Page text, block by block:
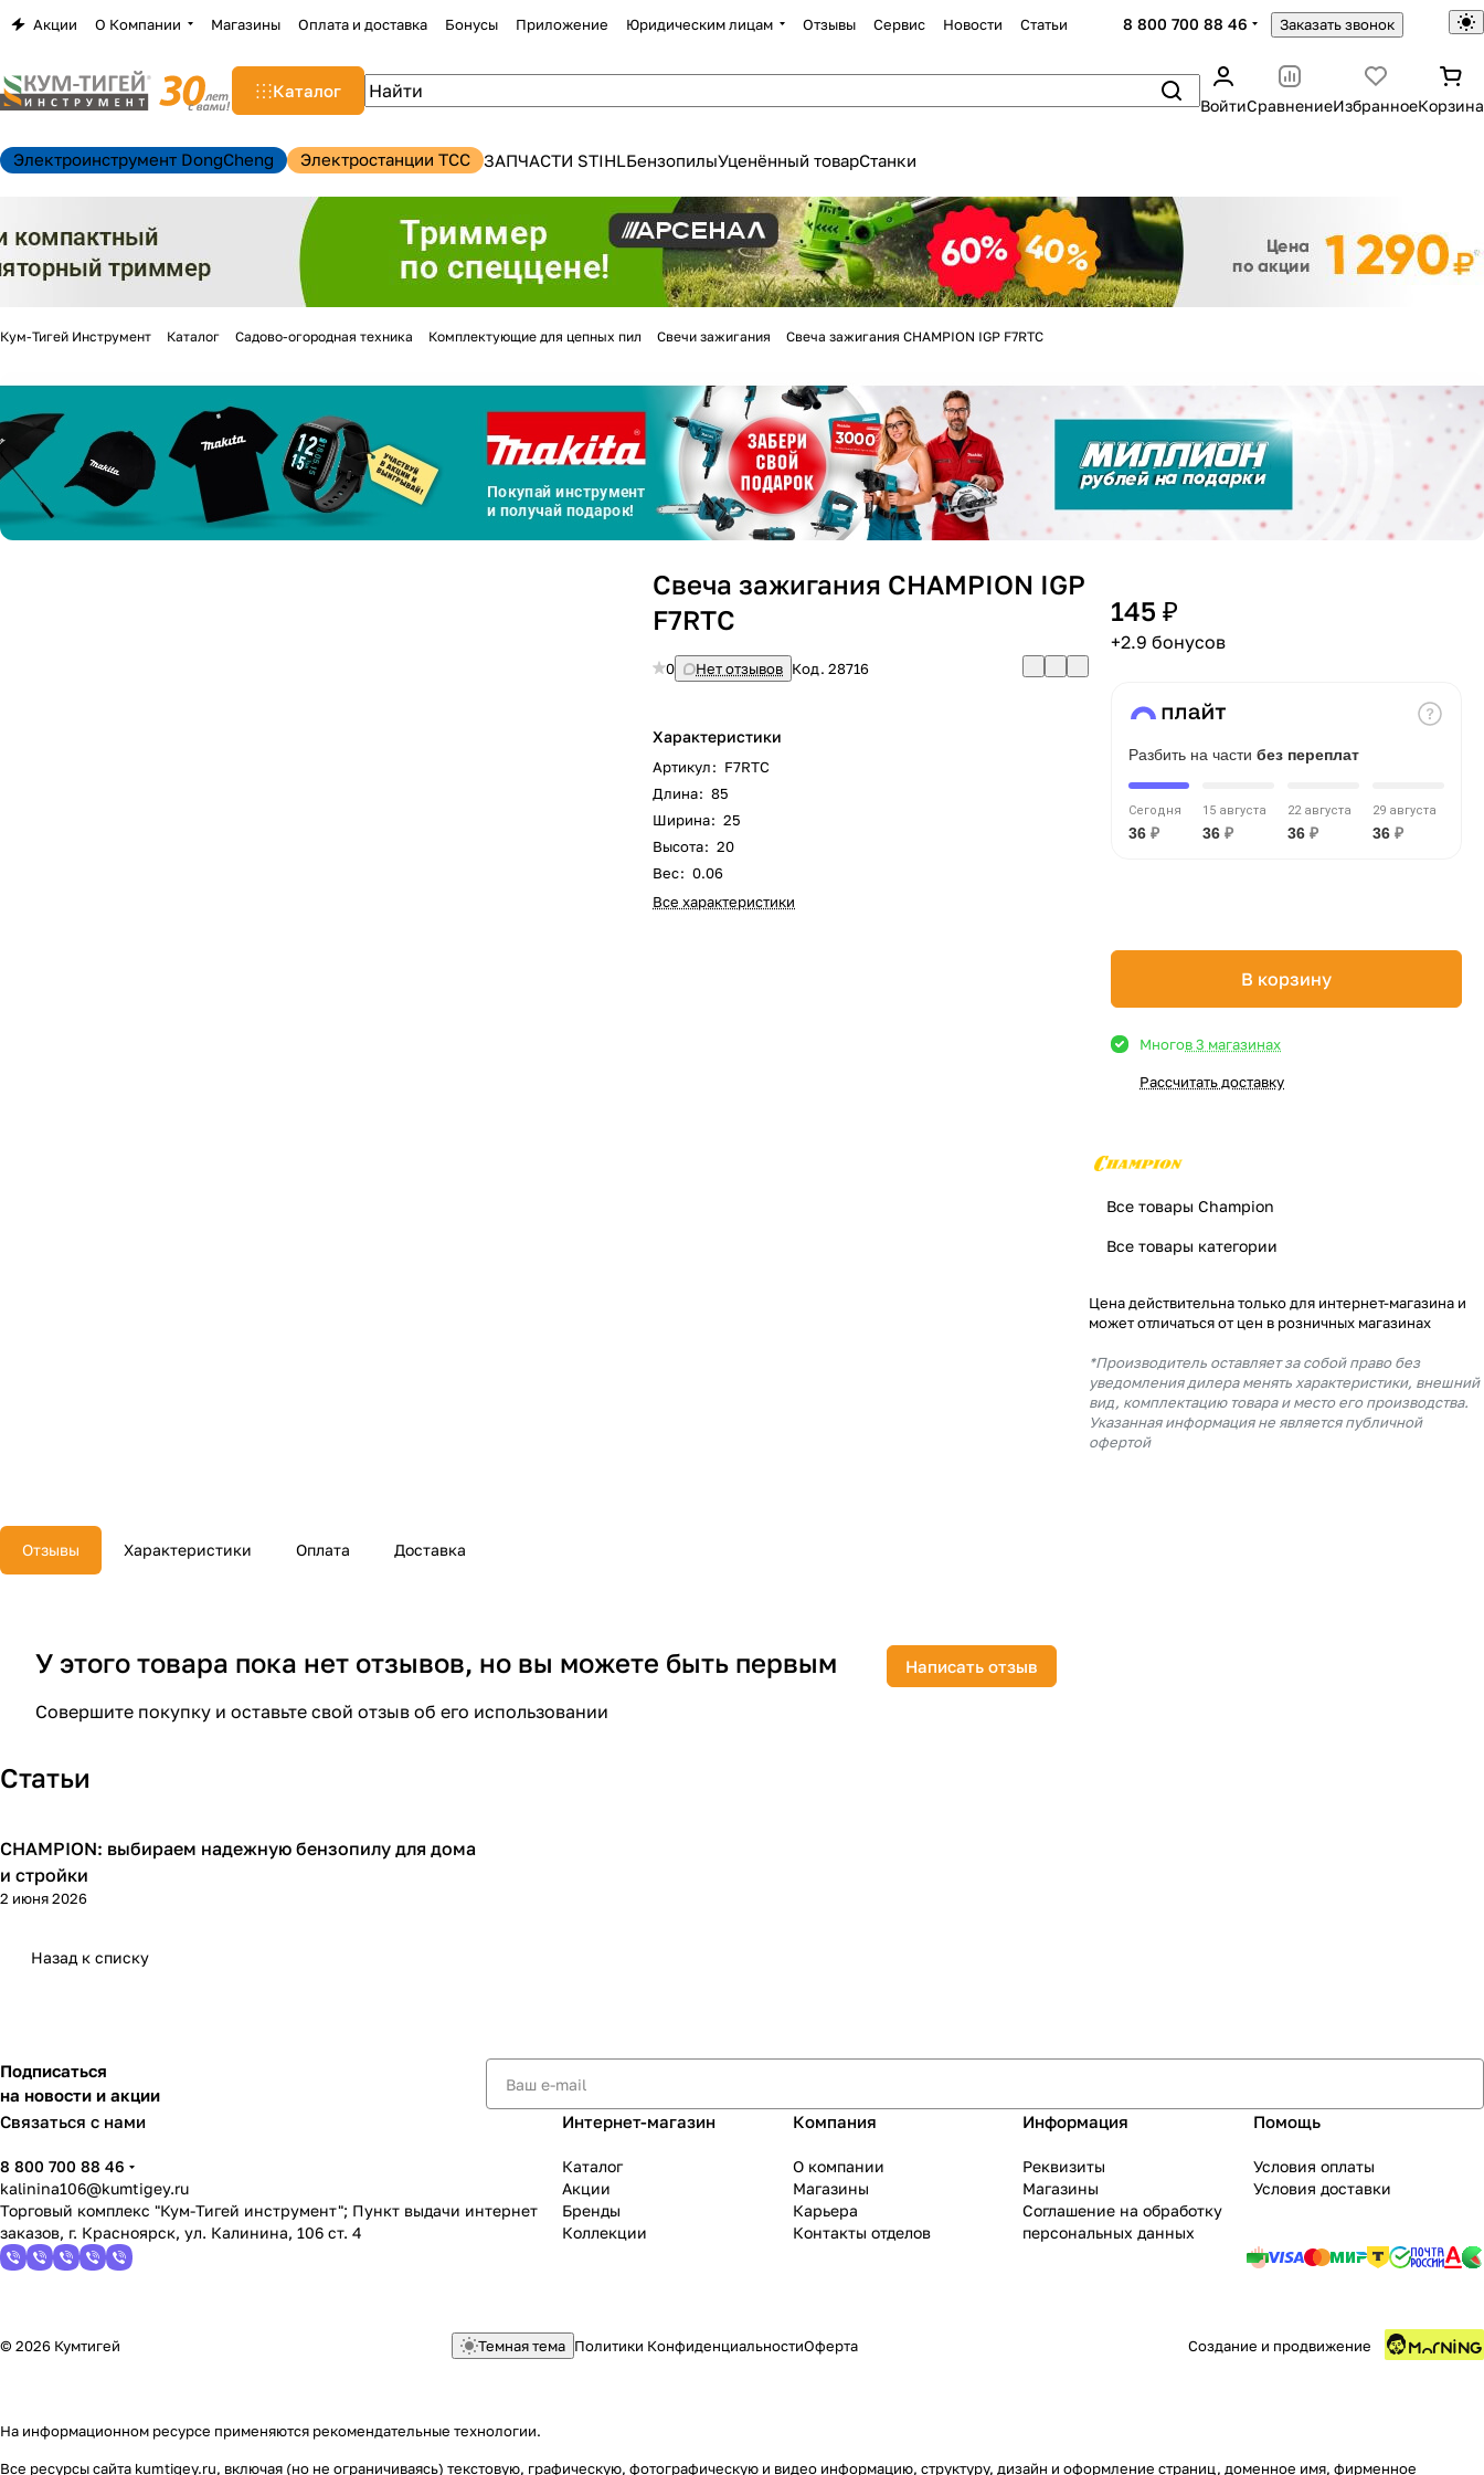
Акции О Компании Магазины Оплата и доставка Бонусы Приложение Юридическим лицам Отзывы Сервис Новости Статьи 8 800 700 88 46 Заказать звонок
Каталог
ВойтиСравнениеИзбранноеКорзина
Электроинструмент DongCheng Электростанции TCC ЗАПЧАСТИ STIHLБензопилыУценённый товарСтанки
Кум-Тигей Инструмент Каталог Садово-огородная техника Комплектующие для цепных пил Свечи зажигания Свеча зажигания CHAMPION IGP F7RTC
Свеча зажигания CHAMPION IGP
F7RTC
0 Нет отзывов Код.28716
Характеристики
Артикул: F7RTC
Длина: 85
Ширина: 25
Высота: 20
Вес: 0.06
Все характеристики
145 ₽
+2.9 бонусов
Разбить на части без переплат
Сегодня
36 ₽
15 августа
36 ₽
22 августа
36 ₽
29 августа
36 ₽
В корзину
Многов 3 магазинах
Рассчитать доставку
Все товары Champion
Все товары категории
Цена действительна только для интернет-магазина и
может отличаться от цен в розничных магазинах
*Производитель оставляет за собой право без
уведомления дилера менять характеристики, внешний
вид, комплектацию товара и место его производства.
Указанная информация не является публичной
офертой
Отзывы Характеристики Оплата Доставка
У этого товара пока нет отзывов, но вы можете быть первым
Совершите покупку и оставьте свой отзыв об его использовании
Написать отзыв
Статьи
Пилы
CHAMPION: выбираем надежную бензопилу для дома
и стройки
2 июня 2026
Назад к списку
Подписаться
на новости и акции
Связаться с нами
8 800 700 88 46
kalinina106@kumtigey.ru
Торговый комплекс "Кум-Тигей инструмент"; Пункт выдачи интернет
заказов, г. Красноярск, ул. Калинина, 106 ст. 4
Интернет-магазин
Каталог
Акции
Бренды
Коллекции
Компания
О компании
Магазины
Карьера
Контакты отделов
Информация
Реквизиты
Магазины
Соглашение на обработку
персональных данных
Помощь
Условия оплаты
Условия доставки
© 2026 Кумтигей Темная тема Политики КонфиденциальностиОферта Создание и продвижение
На информационном ресурсе применяются рекомендательные технологии.
Все ресурсы сайта kumtigey.ru, включая (но не ограничиваясь) текстовую, графическую, фотографическую и видео информацию, структуру, дизайн и оформление страниц, доменное имя, фирменное
Для клиентов всех банков
на частибез переплат
График платежей
Оплачивайте сегодня только
% картой любого банка
Получайте товарвыбранный способом